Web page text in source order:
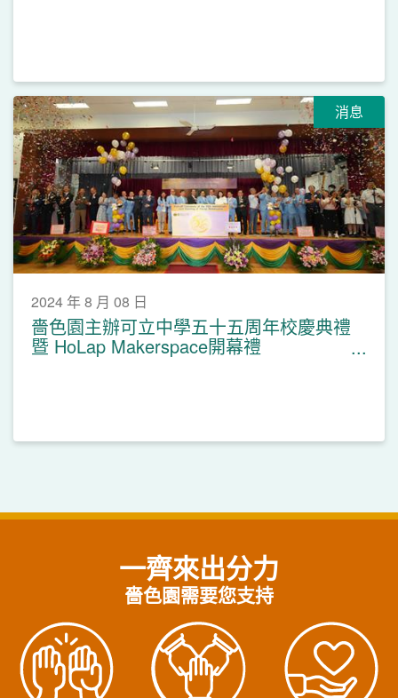
消息
2024 年 8 月 08 日
嗇色園主辦可立中學五十五周年校慶典禮
暨 HoLap Makerspace開幕禮
(28.6.2024)
一齊來出分力
嗇色園需要您支持